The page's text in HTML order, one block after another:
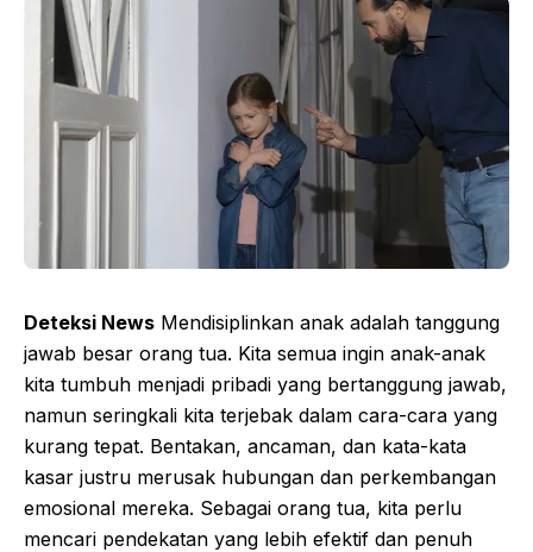
Deteksi News Mendisiplinkan anak adalah tanggung
jawab besar orang tua. Kita semua ingin anak-anak
kita tumbuh menjadi pribadi yang bertanggung jawab,
namun seringkali kita terjebak dalam cara-cara yang
kurang tepat. Bentakan, ancaman, dan kata-kata
kasar justru merusak hubungan dan perkembangan
emosional mereka. Sebagai orang tua, kita perlu
mencari pendekatan yang lebih efektif dan penuh